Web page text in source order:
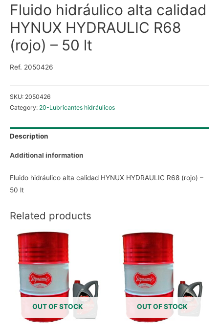
Fluido hidráulico alta calidad
HYNUX HYDRAULIC R68
(rojo) – 50 lt
Ref. 2050426
SKU: 2050426
Category: 20-Lubricantes hidráulicos
Description
Additional information
Fluido hidráulico alta calidad HYNUX HYDRAULIC R68 (rojo) –
50 lt
Related products
OUT OF STOCK OUT OF STOCK